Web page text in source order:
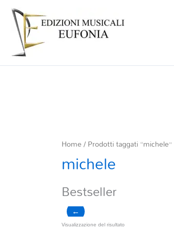
Home/ Prodotti taggati “michele”
michele
Bestseller
←
Visualizzazione del risultato